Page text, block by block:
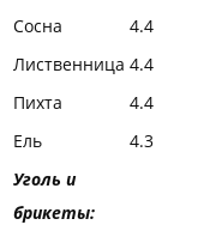
Сосна
4.4
Лиственница 4.4
Пихта
4.4
Ель
4.3
Уголь и
брикеты: